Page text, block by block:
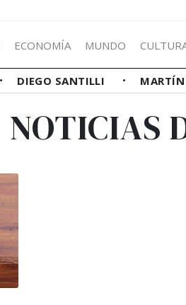
ECONOMÍA MUNDO
DIEGO SANTILLI
NOTICIAS